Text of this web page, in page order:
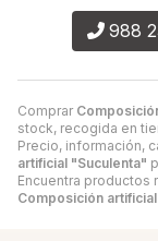
Comprar
stock, recogida en
Precio, información,
artificial "Suculenta"
Encuentra productos
Composición
988